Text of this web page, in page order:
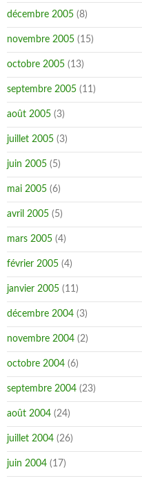
décembre 2005 (8)
novembre 2005 (15)
octobre 2005 (13)
septembre 2005 (11)
août 2005 (3)
juillet 2005 (3)
juin 2005 (5)
mai 2005 (6)
avril 2005 (5)
mars 2005 (4)
février 2005 (4)
janvier 2005 (11)
décembre 2004 (3)
novembre 2004 (2)
octobre 2004 (6)
septembre 2004 (23)
août 2004 (24)
juillet 2004 (26)
juin 2004 (17)